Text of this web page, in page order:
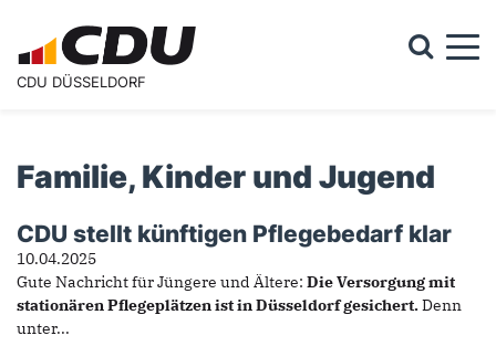
CDU DÜSSELDORF
Familie, Kinder und Jugend
Familie, Kinder und Jugend
CDU stellt künftigen Pflegebedarf klar
10.04.2025
Gute Nachricht für Jüngere und Ältere: Die Versorgung mit
stationären Pflegeplätzen ist in Düsseldorf gesichert. Denn
unter...